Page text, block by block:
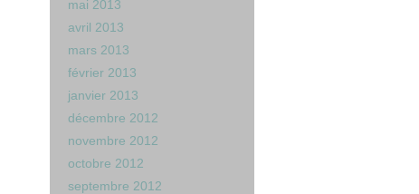
mai 2013
avril 2013
mars 2013
février 2013
janvier 2013
décembre 2012
novembre 2012
octobre 2012
septembre 2012